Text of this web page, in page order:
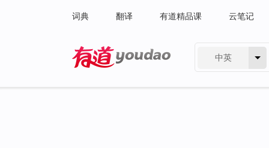
词典 翻译 有道精品课 云笔记
中英